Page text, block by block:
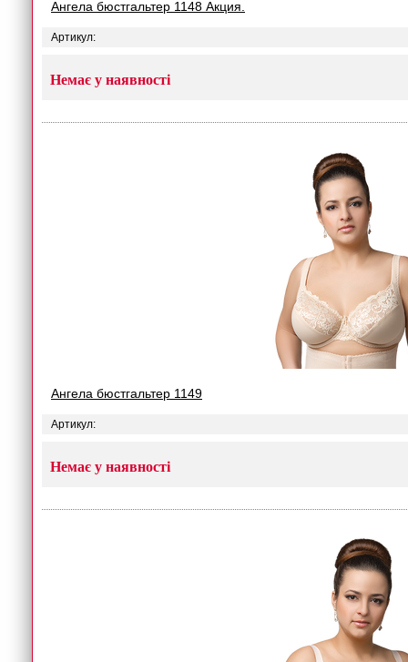
Ангела бюстгальтер 1148 Акция.
Артикул:
Немає у наявності
Ангела бюстгальтер 1149
Артикул:
Немає у наявності